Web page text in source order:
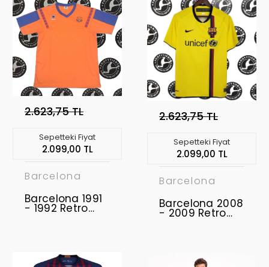
2.623,75 TL
Sepetteki Fiyat
2.099,00 TL
Barcelona
Barcelona 1991
- 1992 Retro
2.623,75 TL
Sepetteki Fiyat
2.099,00 TL
Barcelona
Barcelona 2008
- 2009 Retro